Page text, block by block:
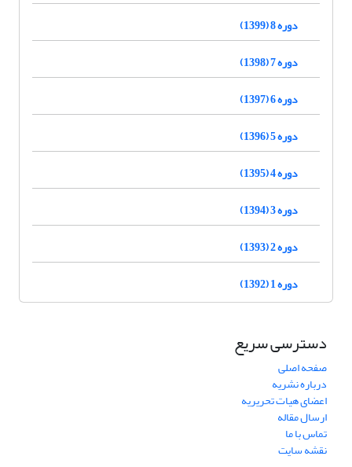
دوره 8 (1399)
دوره 7 (1398)
دوره 6 (1397)
دوره 5 (1396)
دوره 4 (1395)
دوره 3 (1394)
دوره 2 (1393)
دوره 1 (1392)
دسترسی سریع
صفحه اصلی
درباره نشریه
اعضای هیات تحریریه
ارسال مقاله
تماس با ما
نقشه سایت